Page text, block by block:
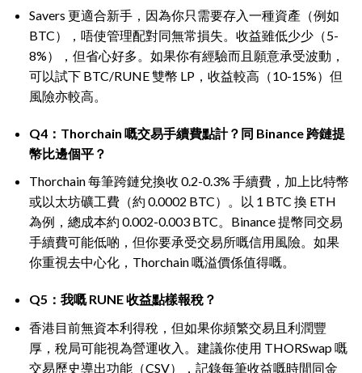
Savers 更適合新手，因為你只需要存入一種資產（例如
BTC），唔使管理配對同無常損失。收益雖低少少（5-
8%），但省心好多。如果你有經驗而且願意承受波動，
可以試下 BTC/RUNE 雙幣 LP，收益較高（10-15%）但
風險亦較高。
Q4：Thorchain 嘅交易手續費點計？同 Binance 跨鏈提
幣比邊個平？
Thorchain 每筆跨鏈兌換收 0.2-0.3% 手續費，加上比特幣
或以太坊礦工費（約 0.0002 BTC）。以 1 BTC 換 ETH
為例，總成本約 0.002-0.003 BTC。Binance 提幣同交易
手續費可能低啲，但你要承受交易所嘅信用風險。如果
你重視去中心化，Thorchain 嘅溢價係值得嘅。
Q5：我嘅 RUNE 收益點樣報稅？
香港目前無資本利得稅，但如果你頻繁交易且利潤豐
厚，稅局可能視為營運收入。建議你使用 THORSwap 嘅
交易歷史導出功能（CSV），記錄每筆收益嘅時間同金